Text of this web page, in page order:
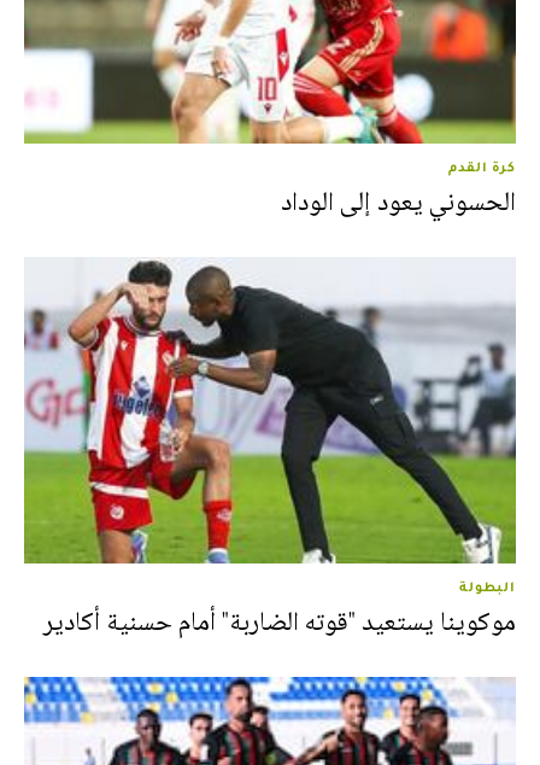
كرة القدم
الحسوني يعود إلى الوداد
البطولة
موكوينا يستعيد "قوته الضاربة" أمام حسنية أكادير